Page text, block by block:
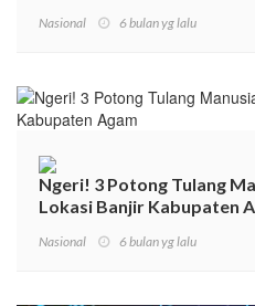
Nasional 6 bulan yg lalu
Ngeri! 3 Potong Tulang
Lokasi Banjir Kabupaten
Nasional 6 bulan yg lalu